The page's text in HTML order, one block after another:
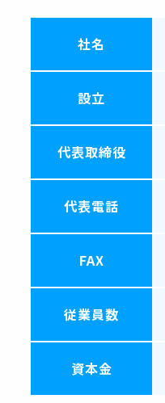
社名
設立
代表取締役
代表電話
FAX
従業員数
資本金